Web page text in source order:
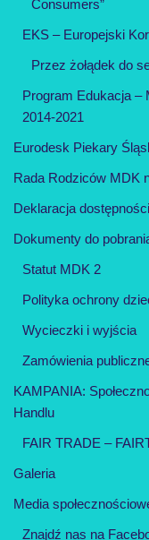
Consumers”
EKS – Europejski
Przez żołądek do
Program Edukacja –
2014-2021
Eurodesk Piekary
Rada Rodziców MDK
Deklaracja dostępności
Dokumenty do
Statut MDK 2
Polityka ochrony
Wycieczki i wyjścia
Zamówienia
KAMPANIA:
Handlu
FAIR TRADE –
Galeria
Media
Znajdź nas na